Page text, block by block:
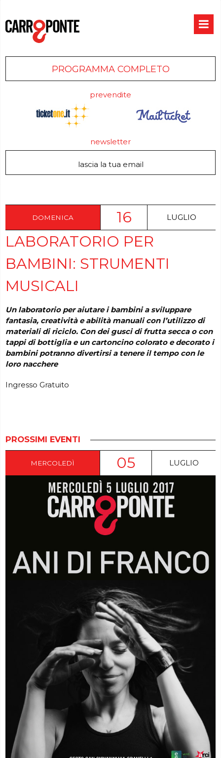
PROGRAMMA COMPLETO
prevendite
newsletter
DOMENICA 16 LUGLIO
LABORATORIO PER
BAMBINI: STRUMENTI
MUSICALI
Un laboratorio per aiutare i bambini a sviluppare
fantasia, creatività e abilità manuali con l’utilizzo di
materialidi riciclo. Con dei gusci di frutta secca o con
tappi di bottiglia e un cartoncino colorato e decorato i
bambinipotranno divertirsi a tenere il tempo con le
loro nacchere
Ingresso Gratuito
PROSSIMI EVENTI
MERCOLEDÌ 05 LUGLIO